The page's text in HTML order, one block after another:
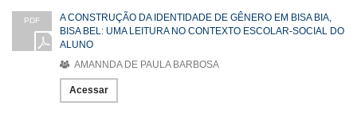
PDF
A CONSTRUÇÃO DA IDENTIDADE DE GÊNERO EM BISA BIA,
BISA BEL: UMA LEITURA NO CONTEXTO ESCOLAR-SOCIAL DO
ALUNO
AMANNDA DE PAULA BARBOSA
Acessar